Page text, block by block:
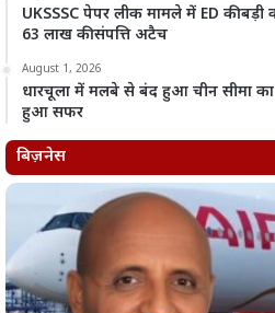
UKSSSC पेपर लीक मामले में ED की बड़ी
63 लाख की संपत्ति अटैच
August 1, 2026
धारचूला में मलबे से बंद हुआ चीन सीमा का
हुआ सफर
बिज़नेस